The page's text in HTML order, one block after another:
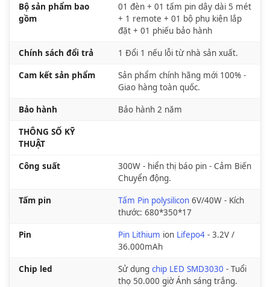
Bộ sản phẩm bao
gồm
01 đèn + 01 tấm pin dây dài 5 mét
+ 1 remote + 01 bộ phụ kiện lắp
đặt + 01 phiếu bảo hành
Chính sách đổi trả 1 Đổi 1 nếu lỗi từ nhà sản xuất.
Cam kết sản phẩm
Sản phẩm chính hãng mới 100% -
Giao hàng toàn quốc.
Bảo hành Bảo hành 2 năm
THÔNG SỐ KỸ
THUẬT
Công suất
300W - hiển thị báo pin - Cảm Biến
Chuyển động.
Tấm pin Tấm Pin polysilicon 6V/40W - Kích
thước: 680*350*17
Pin Pin Lithium ion Lifepo4 - 3.2V /
36.000mAh
Chip led Sử dụng chip LED SMD3030 - Tuổi
thọ 50.000 giờ Ánh sáng trắng.